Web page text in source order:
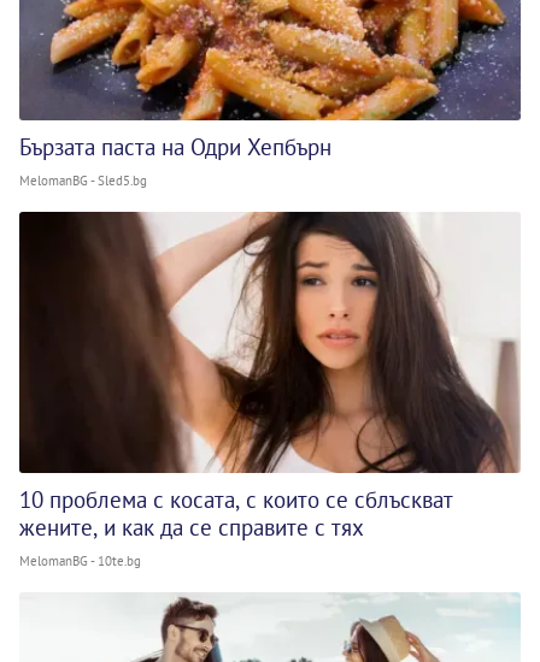
Бързата паста на Одри Хепбърн
MelomanBG - Sled5.bg
10 проблема с косата, с които се сблъскват
жените, и как да се справите с тях
MelomanBG - 10te.bg